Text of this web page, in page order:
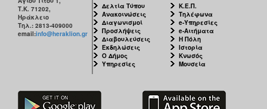
Τ.Κ. 71202,
Ηράκλειο
Τηλ.: 2813-409000
email:info@heraklion.gr
Δελτία Τύπου
Ανακοινώσεις
Διαγωνισμοί
Προσλήψεις
Διαβουλεύσεις
Εκδηλώσεις
Ο Δήμος
Υπηρεσίες
Κ.Ε.Π.
Τηλέφωνα
e-Υπηρεσίες
e-Αιτήματα
Η Πόλη
Ιστορία
Κνωσός
Μουσεία